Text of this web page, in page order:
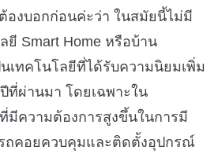
องบอกก่อนค่ะว่า ในสมัยนี้ไม่มี
ยี Smart Home หรือบ้าน
นเทคโนโลยีที่ได้รับความนิยมเพิ่ม
ที่ผ่านมา โดยเฉพาะใน
มีความต้องการสูงขึ้นในการมี
ถคอยควบคุมและติดตั้งอุปกรณ์